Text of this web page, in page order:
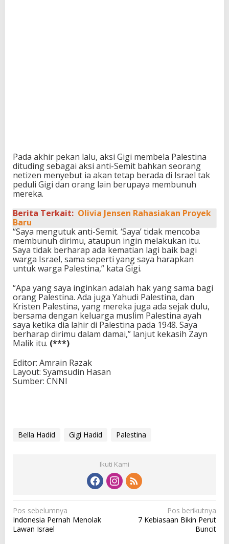
Pada akhir pekan lalu, aksi Gigi membela Palestina
dituding sebagai aksi anti-Semit bahkan seorang
netizen menyebut ia akan tetap berada di Israel tak
peduli Gigi dan orang lain berupaya membunuh
mereka.
Berita Terkait: Olivia Jensen Rahasiakan Proyek
Baru
“Saya mengutuk anti-Semit. ‘Saya’ tidak mencoba
membunuh dirimu, ataupun ingin melakukan itu.
Saya tidak berharap ada kematian lagi baik bagi
warga Israel, sama seperti yang saya harapkan
untuk warga Palestina,” kata Gigi.
“Apa yang saya inginkan adalah hak yang sama bagi
orang Palestina. Ada juga Yahudi Palestina, dan
Kristen Palestina, yang mereka juga ada sejak dulu,
bersama dengan keluarga muslim Palestina ayah
saya ketika dia lahir di Palestina pada 1948. Saya
berharap dirimu dalam damai,” lanjut kekasih Zayn
Malik itu. (***)
Editor: Amrain Razak
Layout: Syamsudin Hasan
Sumber: CNNI
Bella Hadid Gigi Hadid Palestina
Ikuti Kami
N
a
Pos sebelumnya
Indonesia Pernah Menolak
Lawan Israel
Pos berikutnya
7 Kebiasaan Bikin Perut
Buncit